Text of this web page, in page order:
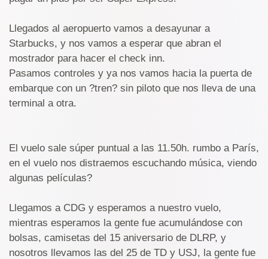
Llegados al aeropuerto vamos a desayunar a
Starbucks, y nos vamos a esperar que abran el
mostrador para hacer el check inn.
Pasamos controles y ya nos vamos hacia la puerta de
embarque con un ?tren? sin piloto que nos lleva de una
terminal a otra.
El vuelo sale súper puntual a las 11.50h. rumbo a París,
en el vuelo nos distraemos escuchando música, viendo
algunas películas?
Llegamos a CDG y esperamos a nuestro vuelo,
mientras esperamos la gente fue acumulándose con
bolsas, camisetas del 15 aniversario de DLRP, y
nosotros llevamos las del 25 de TD y USJ, la gente fue